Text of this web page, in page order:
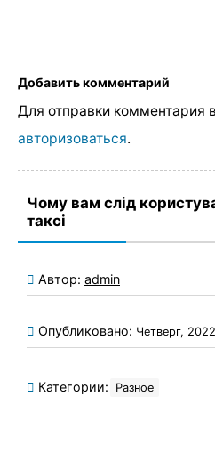
Добавить комментарий
Для отправки комментария
авторизоваться.
Чому вам слід
таксі
Автор: admin
Опубликовано: Четверг,
Категории: Разное